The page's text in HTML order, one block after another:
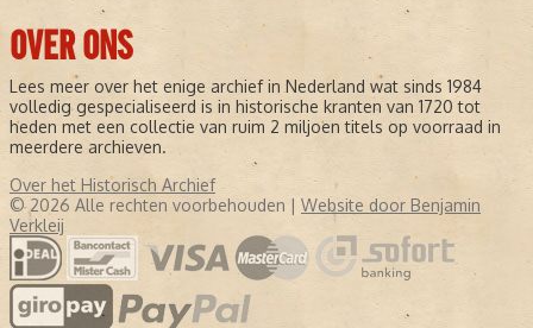
OVER ONS
Lees meer over het enige archief in Nederland wat sinds 1984
volledig gespecialiseerd is in historische kranten van 1720 tot
heden met een collectie van ruim 2 miljoen titels op voorraad in
meerdere archieven.
Over het Historisch Archief
© 2026 Alle rechten voorbehouden | Website door Benjamin
Verkleij